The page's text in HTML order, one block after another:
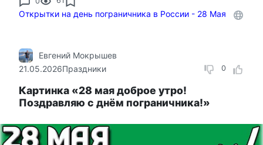
Открытки на день пограничника в России - 28 Мая
0
Евгений Мокрышев
21.05.2026Праздники
Картинка «28 мая доброе утро!
Поздравляю с днём пограничника!»